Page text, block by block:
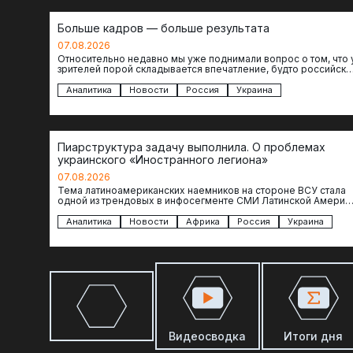
Больше кадров — больше результата
07.08.2026
Относительно недавно мы уже поднимали вопрос о том, что
зрителей порой складывается впечатление, будто российские
Аналитика Новости Россия Украина
Пиарструктура задачу выполнила. О проблемах
украинского «Иностранного легиона»
07.08.2026
Тема латиноамериканских наемников на стороне ВСУ стала
одной из трендовых в инфосегменте СМИ Латинской Америки.
Аналитика Новости Африка Россия Украина
Видеосводка Итоги дня